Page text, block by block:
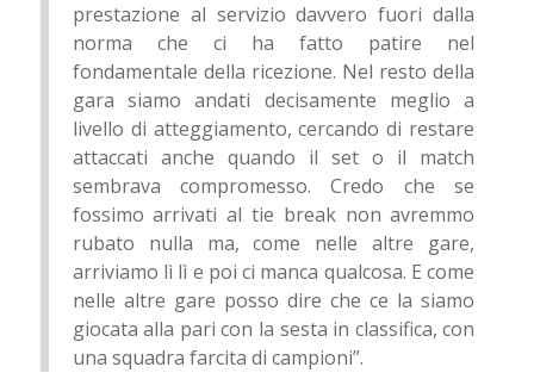
prestazione al servizio davvero fuori dalla
norma che ci ha fatto patire nel
fondamentale della ricezione. Nel resto della
gara siamo andati decisamente meglio a
livello di atteggiamento, cercando di restare
attaccati anche quando il set o il match
sembrava compromesso. Credo che se
fossimo arrivati al tie break non avremmo
rubato nulla ma, come nelle altre gare,
arriviamo lì lì e poi ci manca qualcosa. E come
nelle altre gare posso dire che ce la siamo
giocata alla pari con la sesta in classifica, con
una squadra farcita di campioni”.